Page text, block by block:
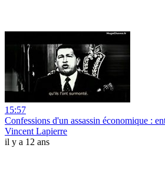
15:57
Confessions d'un assassin économique :
Vincent Lapierre
il y a 12 ans